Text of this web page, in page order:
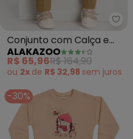
Conjunto com Calça e
Blusão Estampado
(Bege)
ALAKAZOO
R$ 65,96R$ 164,90
ou 2x de R$ 32,98 sem juros
-30%